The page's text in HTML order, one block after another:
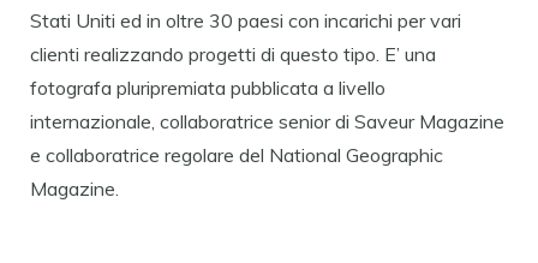
Stati Uniti ed in oltre 30 paesi con incarichi per vari
clienti realizzando progetti di questo tipo. E’ una
fotografa pluripremiata pubblicata a livello
internazionale, collaboratrice senior di Saveur Magazine
e collaboratrice regolare del National Geographic
Magazine.